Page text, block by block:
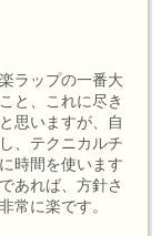
ラップの一番大
と、これに尽き
思いますが、自
、テクニカルチ
時間を使います
あれば、方針さ
常に楽です。